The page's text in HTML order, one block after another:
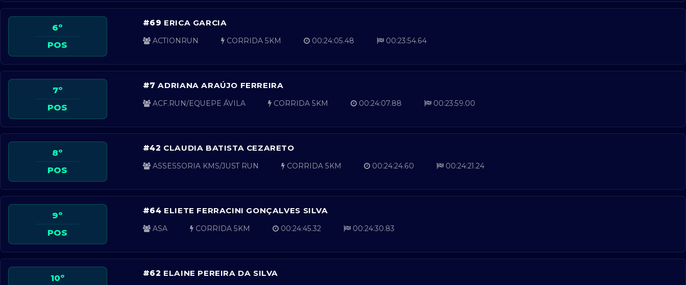
6º
POS
#69 ERICA GARCIA
ACTIONRUN CORRIDA 5KM 00:24:05.48 00:23:54.64
7º
POS
#7ADRIANA ARAÚJO FERREIRA
ACF.RUN/EQUEPE ÁVILA CORRIDA 5KM 00:24:07.88 00:23:59.00
8º
POS
#42 CLAUDIA BATISTA CEZARETO
ASSESSORIA KMS/JUST RUN CORRIDA 5KM 00:24:24.60 00:24:21.24
9º
POS
#64 ELIETE FERRACINI GONÇALVES SILVA
ASA CORRIDA 5KM 00:24:45.32 00:24:30.83
10º
#62 ELAINE PEREIRA DA SILVA